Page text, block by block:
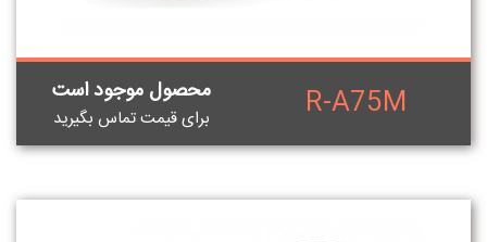
R-A75M محصول موجود است
برای قيمت تماس بگيريد